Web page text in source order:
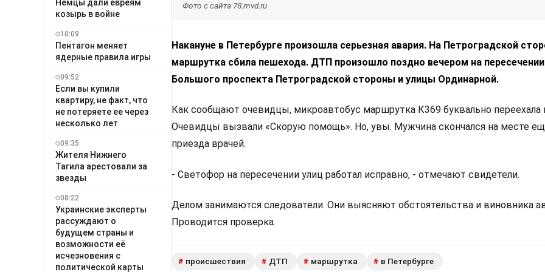
Немцы дали евреям
козырь в войне
10:09
Пентагон меняет
ядерные правила игры
09:52
Если вы купили
квартиру, не факт, что
не потеряете ее через
несколько лет
09:35
Жителя Нижнего
Тагила арестовали за
звезды
08:22
Украинские эксперты
рассуждают о
будущем страны и
возможности её
исчезновения с
политической карты
Фото с сайта 78.mvd.ru
Накануне в Петербурге произошла серьезная авария. На Петроградской
маршрутка сбила пешехода. ДТП произошло поздно вечером на пересечении
Большого проспекта Петроградской стороны и улицы Ординарной.
Как сообщают очевидцы, микроавтобус маршрутка К369 буквально переехала
Очевидцы вызвали «Скорую помощь». Но, увы. Мужчина скончался на месте
приезда врачей.
- Светофор на пересечении улиц работал исправно, - отмечают свидетели.
Делом занимаются следователи. Они выясняют обстоятельства и виновника
Проводится проверка.
# происшествия # ДТП # маршрутка # в Петербурге